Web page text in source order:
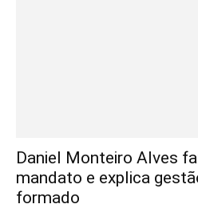
Daniel Monteiro Alves
mandato e explica
formado